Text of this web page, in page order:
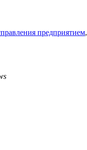
предприятием,